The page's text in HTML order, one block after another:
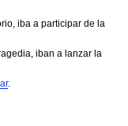
iba a participar de la
iban a lanzar la
.